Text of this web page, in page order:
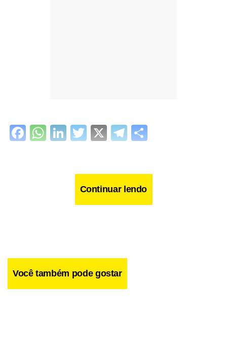
Facebook
WhatsApp
LinkedIn
Twitter
X Telegram
Continuar lendo
Você também pode gostar